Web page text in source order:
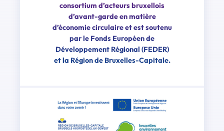
consortium d’acteurs bruxellois
d’avant-garde en matière
d’économie circulaire et est soutenu
par le Fonds Européen de
Développement Régional (FEDER)
et la Région de Bruxelles-Capitale.